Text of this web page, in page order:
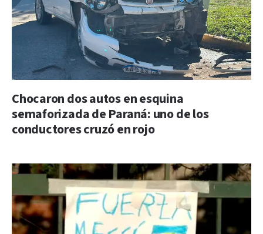
Chocaron dos autos en esquina
semaforizada de Paraná: uno de los
conductores cruzó en rojo